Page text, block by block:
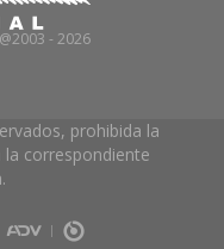
- 2026
prohibida la
correspondiente